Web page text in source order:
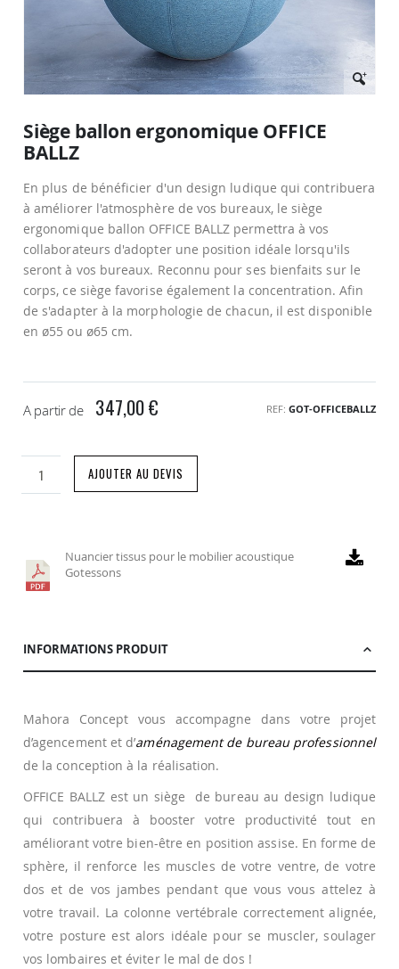
début
de
Galerie
d’images
Siège ballon ergonomique OFFICE
BALLZ
En plus de bénéficier d'un design ludique qui contribuera
à améliorer l'atmosphère de vos bureaux, le siège
ergonomique ballon OFFICE BALLZ permettra à vos
collaborateurs d'adopter une position idéale lorsqu'ils
seront à vos bureaux. Reconnu pour ses bienfaits sur le
corps, ce siège favorise également la concentration. Afin
de s'adapter à la morphologie de chacun, il est disponible
en ø55 ou ø65 cm.
A partir de 347,00 € REF GOT-OFFICEBALLZ
AJOUTER AU DEVIS
Nuancier tissus pour le mobilier acoustique
Gotessons
INFORMATIONS PRODUIT
Mahora Concept vous accompagne dans votre projet
d’agencement et d’aménagement de bureau professionnel
de la conception à la réalisation.
OFFICE BALLZ est un siège de bureau au design ludique
qui contribuera à booster votre productivité tout en
améliorant votre bien-être en position assise. En forme de
sphère, il renforce les muscles de votre ventre, de votre
dos et de vos jambes pendant que vous vous attelez à
votre travail. La colonne vertébrale correctement alignée,
votre posture est alors idéale pour se muscler, soulager
vos lombaires et éviter le mal de dos !